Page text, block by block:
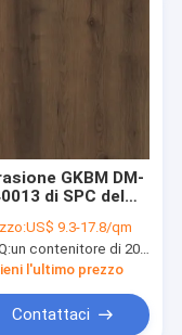
GKBM DM-
di SPC del
all'uso di
alta
US$ 9.3-17.8/qm
un contenitore di 20FT, o 2500 metri quadri;
l'ultimo prezzo
Contattaci